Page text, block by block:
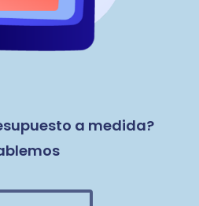
a medida?